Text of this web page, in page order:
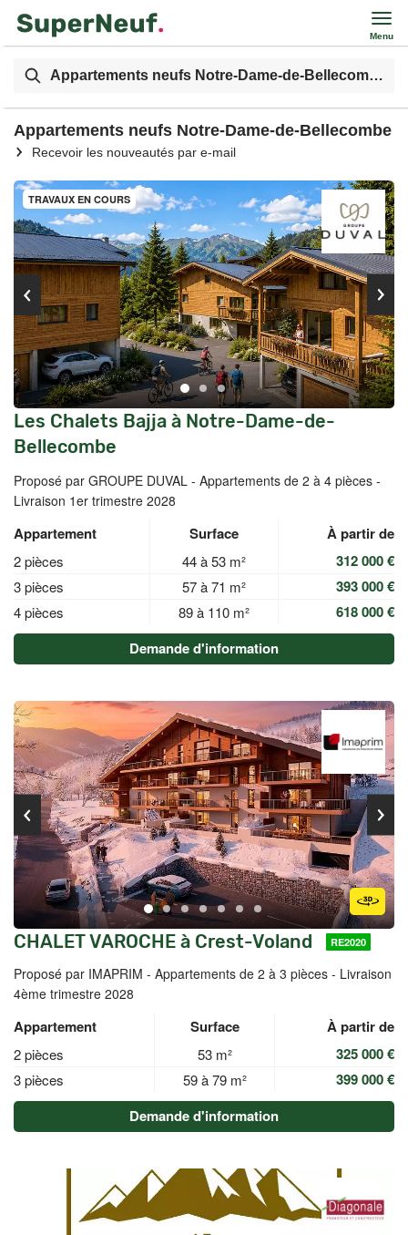
Menu
Appartements neufs Notre-Dame-de-Bellecombe
Appartements neufs Notre-Dame-de-Bellecombe
Recevoir les nouveautés par e-mail
TRAVAUX EN COURS
Les Chalets Bajja à Notre-Dame-de-
Bellecombe
Proposé par GROUPE DUVAL - Appartements de 2 à 4 pièces -
Livraison 1er trimestre 2028
Appartement Surface À partir de
2 pièces 44 à 53 m² 312 000 €
3 pièces 57 à 71 m² 393 000 €
4 pièces 89 à 110 m²
618 000 €
Demande d'information
CHALET VAROCHE à Crest-Voland RE2020
Proposé par IMAPRIM - Appartements de 2 à 3 pièces - Livraison
4ème trimestre 2028
Appartement Surface À partir de
2 pièces 53 m² 325 000 €
3 pièces 59 à 79 m²
399 000 €
Demande d'information